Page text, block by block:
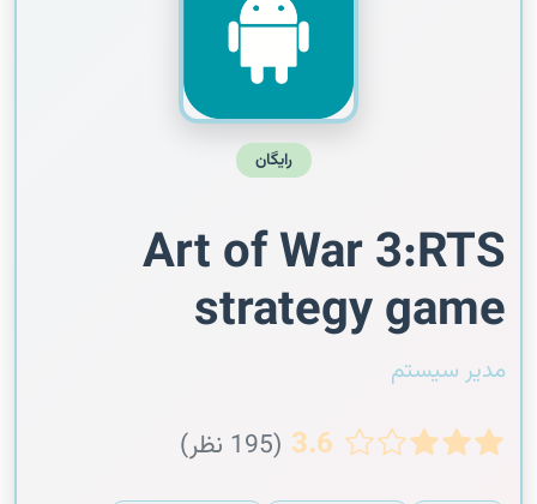
رایگان
Art of War 3:RTS
strategy game
مدیر سیستم
3.6 (195 نظر)